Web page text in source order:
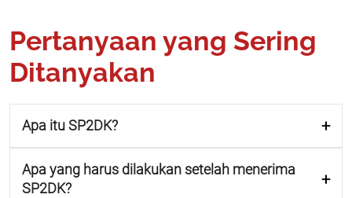
Pertanyaan yang Sering
Ditanyakan
Apa itu SP2DK?
Apa yang harus dilakukan setelah menerima
SP2DK?